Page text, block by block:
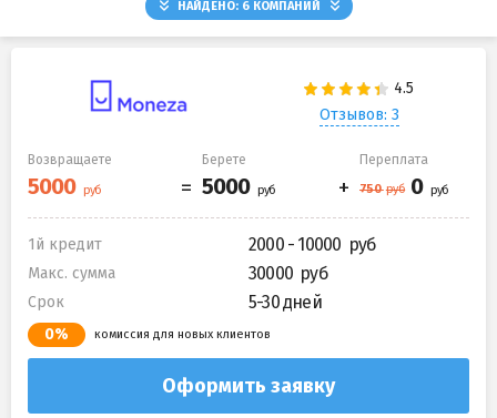
НАЙДЕНО: 6КОМПАНИЙ
Отзывов: 3
Возвращаете Берете Переплата
1й кредит 2000 - 10000
Макс. сумма 30000
Срок 5-30 дней
0% комиссия для новых клиентов
Оформить заявку